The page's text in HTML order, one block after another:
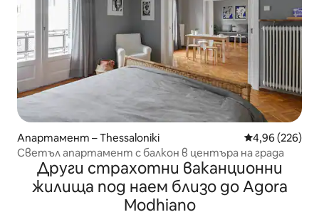
Апартамент – Thessaloniki Средна
4,96 (226)
Светъл апартамент с балкон в центъра на града
Други страхотни ваканционни
жилища под наем близо до Agora
Modhiano